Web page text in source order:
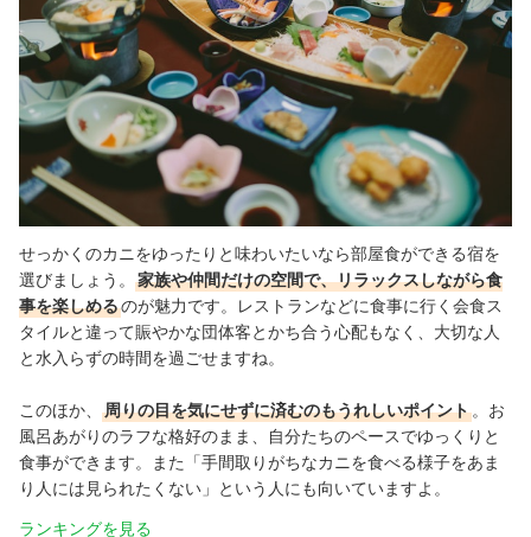
せっかくのカニをゆったりと味わいたいなら部屋食ができる宿を
選びましょう。
家族や仲間だけの空間で、リラックスしながら食
事を楽しめるのが魅力です。レストランなどに食事に行く会食ス
タイルと違って賑やかな団体客とかち合う心配もなく、大切な人
と水入らずの時間を過ごせますね。
このほか、 周りの目を気にせずに済むのもうれしいポイント 。お
風呂あがりのラフな格好のまま、自分たちのペースでゆっくりと
食事ができます。また「手間取りがちなカニを食べる様子をあま
り人には見られたくない」という人にも向いていますよ。
ランキングを見る